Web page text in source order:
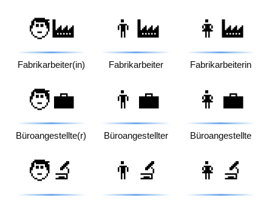
🧑‍🏭
Fabrikarbeiter(in)
👨‍🏭
Fabrikarbeiter
👩‍🏭
Fabrikarbeiterin
🧑‍💼
Büroangestellte(r)
👨‍💼
Büroangestellter
👩‍💼
Büroangestellte
🧑‍🔬 👨‍🔬 👩‍🔬